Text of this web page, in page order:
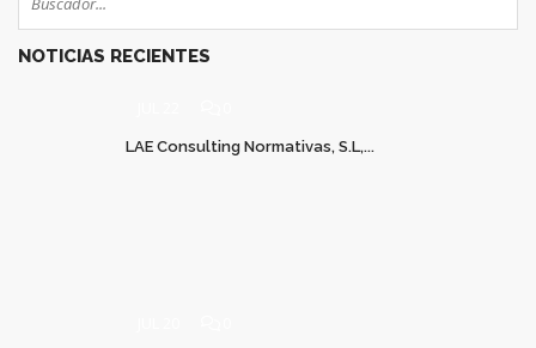
NOTICIAS RECIENTES
LAE Consulting Normativas, S.L,...